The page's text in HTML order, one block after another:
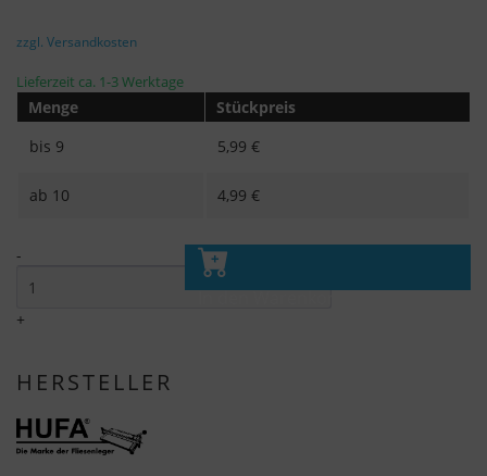
zzgl. Versandkosten
Lieferzeit ca. 1-3 Werktage
Menge
Stückpreis
bis 9 5,99 €
ab 10 4,99 €
-
+
In den Warenkorb
HERSTELLER